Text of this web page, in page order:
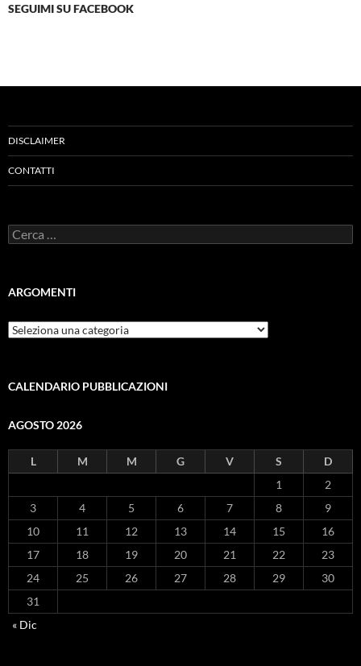
SEGUIMI SU FACEBOOK
DISCLAIMER
CONTATTI
Ricerca
per:
ARGOMENTI
ARGOMENTI
CALENDARIO PUBBLICAZIONI
AGOSTO 2026
L M M G V S
D
1
2
3
4 5 6 7 8
9
10
11 12 13 14 15
16
17
18 19 20 21 22
23
24
25 26 27 28 29
30
31
« Dic